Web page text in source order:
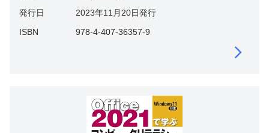
発行日
2023年11月20日発行
ISBN
978-4-407-36357-9